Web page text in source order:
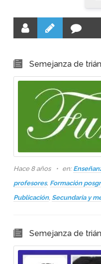
Semejanza de
Hace 8 años en:
profesores, Formación
Publicación, Secundaria y
Semejanza de